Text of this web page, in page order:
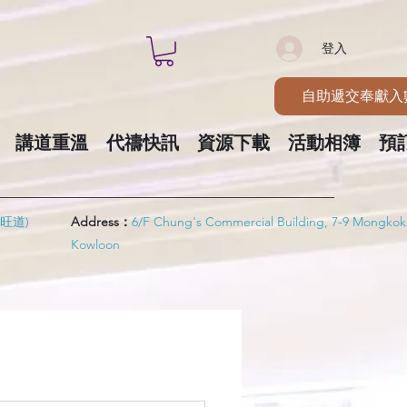
登入
自助遞交奉獻
講道重溫 代禱快訊 資源下載 活動相簿 預
道) Address： 6/F Chung's Commercial Building, 7-9
Kowloon